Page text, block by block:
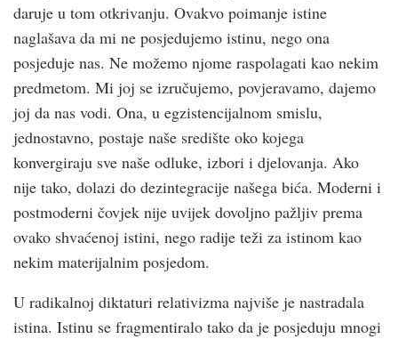
daruje u tom otkrivanju. Ovakvo poimanje istine
naglašava da mi ne posjedujemo istinu, nego ona
posjeduje nas. Ne možemo njome raspolagati kao nekim
predmetom. Mi joj se izručujemo, povjeravamo, dajemo
joj da nas vodi. Ona, u egzistencijalnom smislu,
jednostavno, postaje naše središte oko kojega
konvergiraju sve naše odluke, izbori i djelovanja. Ako
nije tako, dolazi do dezintegracije našega bića. Moderni i
postmoderni čovjek nije uvijek dovoljno pažljiv prema
ovako shvaćenoj istini, nego radije teži za istinom kao
nekim materijalnim posjedom.
U radikalnoj diktaturi relativizma najviše je nastradala
istina. Istinu se fragmentiralo tako da je posjeduju mnogi